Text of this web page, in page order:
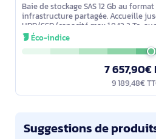
Baie de stockage SAS 12 Gb au
infrastructure partagée. Accueille
HDD/SSD (capacité max 1 843,2 To,
ports hôte. Protection via
Éco-indice
7 657,90€
9 189,48€
Suggestions de